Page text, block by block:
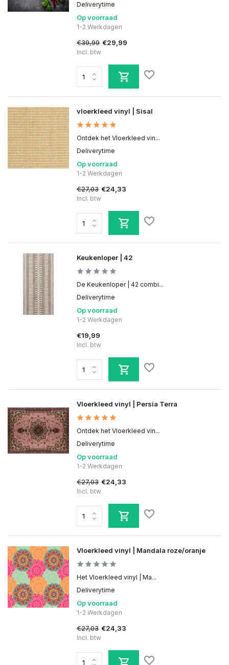
Deliverytime
Op voorraad
1-2 Werkdagen
€39,99 €29,99
Incl. btw
vloerkleed vinyl | Sisal
Ontdek het Vloerkleed vin...
Deliverytime
Op voorraad
1-2 Werkdagen
€27,03 €24,33
Incl. btw
Keukenloper | 42
De Keukenloper | 42 combi...
Deliverytime
Op voorraad
1-2 Werkdagen
€19,99
Incl. btw
Vloerkleed vinyl | Persia Terra
Ontdek het Vloerkleed vin...
Deliverytime
Op voorraad
1-2 Werkdagen
€27,03 €24,33
Incl. btw
Vloerkleed vinyl | Mandala roze/oranje
Het Vloerkleed vinyl | Ma...
Deliverytime
Op voorraad
1-2 Werkdagen
€27,03 €24,33
Incl. btw